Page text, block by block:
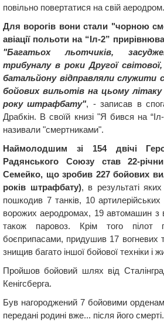
повільно повертатися на свій аеродром.
Для ворогів вони стали "чорною
авіації польоти на “Іл-2”
"Багатьох льотчиків,
трибуналу в роки Другої
батальйону відправляли служити
бойових вильотів на цьому
року штрафбату", - записав в
Драбкін. В своїй книзі "Я бився на
називали "смертниками".
Наймолодшим зі 154 двічі
Радянського Союзу став 22-
Семейко, що зробив 227 бойових
років штрафбату), в результаті
пошкодив 7 танків, 10 артилерійських
ворожих аеродромах, 19 автомашин з
також паровоз. Крім того пілот
боєприпасами, придушив 17 вогневих
знищив багато іншої бойової техніки і
Пройшов бойовий шлях від
Кенігсберга.
Був нагороджений 7 бойовими
передані родині вже... після його смерті.